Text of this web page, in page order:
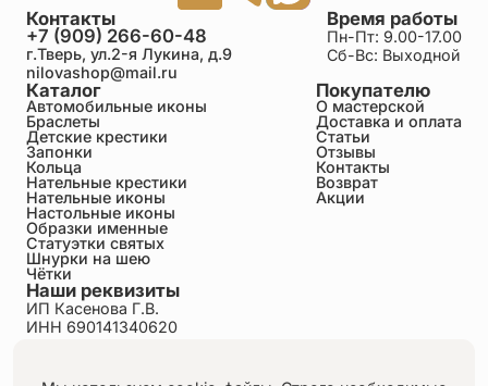
Каталог
Автомобильные иконы
Браслеты
Детские крестики
Запонки
Кольца
Нательные крестики
Нательные иконы
Настольные иконы
Образки именные
Статуэтки святых
Шнурки на шею
Чётки
Покупателю
О мастерской
Доставка и оплата
Статьи
Отзывы
Контакты
Возврат
Акции
Время работы
Пн-Пт: 9.00-17.00
Сб-Вс: Выходной
Контакты
+7 (909) 266-60-48
г.Тверь, ул.2-я Лукина, д.9
nilovashop@mail.ru
Наши реквизиты
ИП Касенова Г.В.
ИНН 690141340620
Пользовательское соглашение